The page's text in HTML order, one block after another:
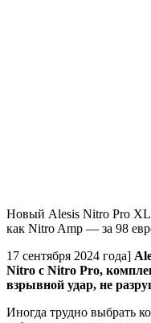
Новый Alesis Nitro Pro XL
как Nitro Amp — за 98
17 сентября 2024 года]
Nitro с Nitro Pro,
взрывной удар, не
Иногда трудно выбрать